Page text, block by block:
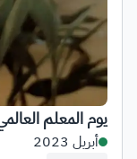
يوم المعلم
أبريل 2023